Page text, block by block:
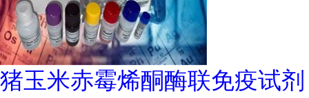
猪玉米赤霉烯酮酶联免疫试剂